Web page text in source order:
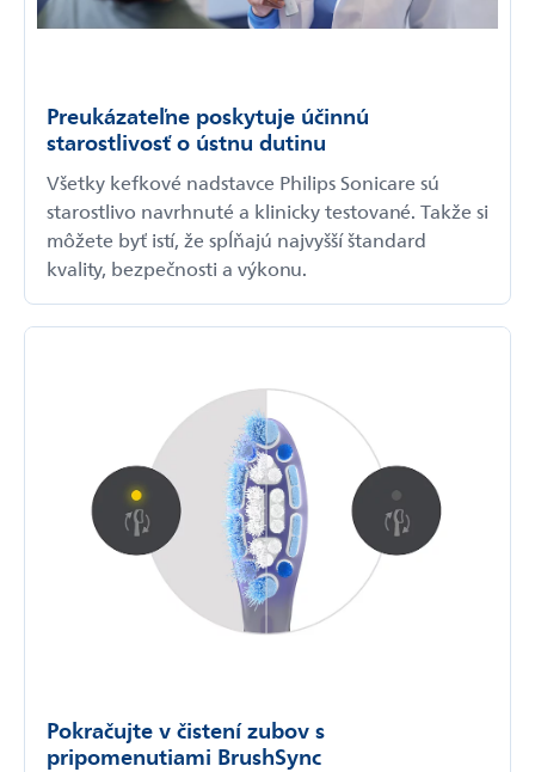
Preukázateľne poskytuje účinnú
starostlivosť o ústnu dutinu
Všetky kefkové nadstavce Philips Sonicare sú
starostlivo navrhnuté a klinicky testované. Takže si
môžete byť istí, že spĺňajú najvyšší štandard
kvality, bezpečnosti a výkonu.
Pokračujte v čistení zubov s
pripomenutiami BrushSync